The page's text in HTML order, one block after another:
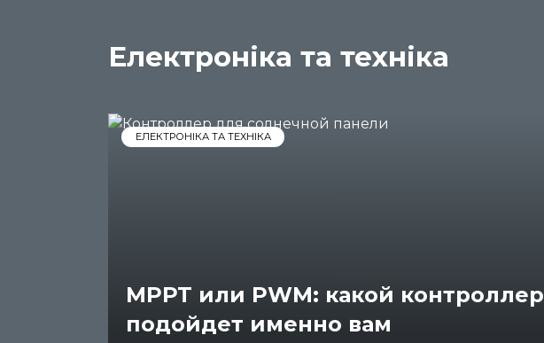
Електроніка та техніка
ЕЛЕКТРОНІКА ТА ТЕХНІКА
MPPT или PWM: какой контроллер
подойдет именно вам